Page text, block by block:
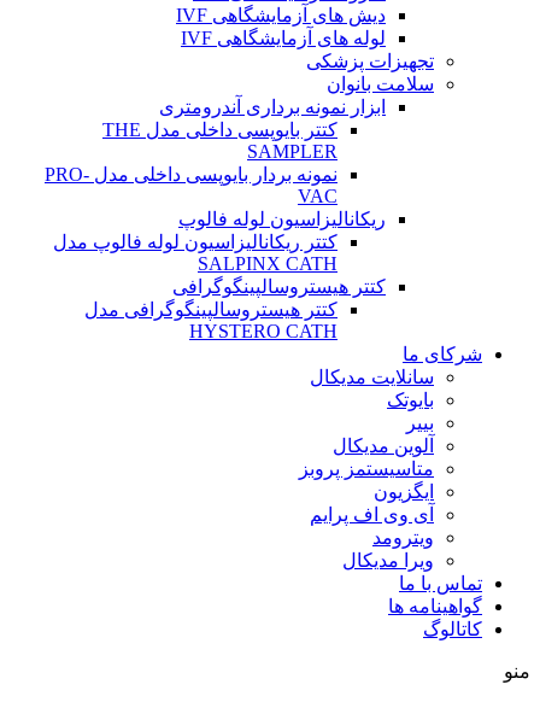
دیش های آزمایشگاهی IVF
لوله های آزمایشگاهی IVF
تجهیزات پزشکی
سلامت بانوان
ابزار نمونه برداری آندرومتری
کتتر بایوپسی داخلی مدل THE
SAMPLER
نمونه بردار بایوپسی داخلی مدل PRO-
VAC
ریکانالیزاسیون لوله فالوپ
کتتر ریکانالیزاسیون لوله فالوپ مدل
SALPINX CATH
کتتر هیستروسالپینگوگرافی
کتتر هیستروسالپینگوگرافی مدل
HYSTERO CATH
شرکای ما
سانلایت مدیکال
بایوتک
بییر
آلوین مدیکال
متاسیستمز پروبز
ایگزیون
آی وی اف پرایم
ویترومد
ویرا مدیکال
تماس با ما
گواهینامه ها
کاتالوگ
منو